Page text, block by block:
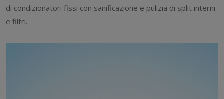
di condizionatori fissi con sanificazione e pulizia di split interni
e filtri.